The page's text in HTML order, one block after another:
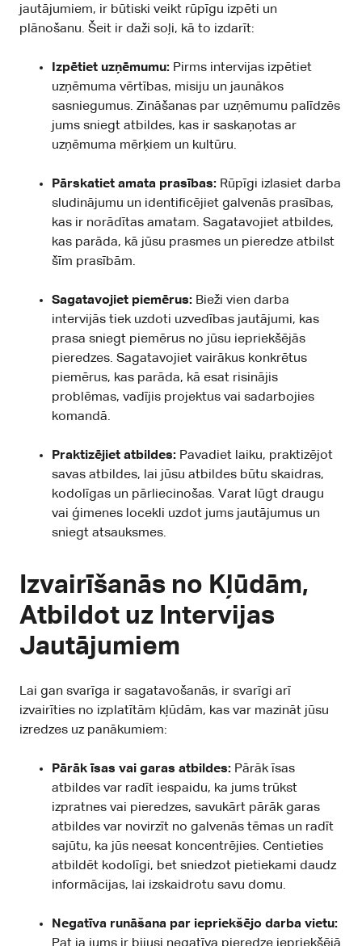
jautājumiem, ir būtiski veikt rūpīgu izpēti un
plānošanu. Šeit ir daži soļi, kā to izdarīt:
Izpētiet uzņēmumu: Pirms intervijas izpētiet
uzņēmuma vērtības, misiju un jaunākos
sasniegumus. Zināšanas par uzņēmumu palīdzēs
jums sniegt atbildes, kas ir saskaņotas ar
uzņēmuma mērķiem un kultūru.
Pārskatiet amata prasības: Rūpīgi izlasiet darba
sludinājumu un identificējiet galvenās prasības,
kas ir norādītas amatam. Sagatavojiet atbildes,
kas parāda, kā jūsu prasmes un pieredze atbilst
šīm prasībām.
Sagatavojiet piemērus: Bieži vien darba
intervijās tiek uzdoti uzvedības jautājumi, kas
prasa sniegt piemērus no jūsu iepriekšējās
pieredzes. Sagatavojiet vairākus konkrētus
piemērus, kas parāda, kā esat risinājis
problēmas, vadījis projektus vai sadarbojies
komandā.
Praktizējiet atbildes: Pavadiet laiku, praktizējot
savas atbildes, lai jūsu atbildes būtu skaidras,
kodolīgas un pārliecinošas. Varat lūgt draugu
vai ģimenes locekli uzdot jums jautājumus un
sniegt atsauksmes.
Izvairīšanās no Kļūdām,
Atbildot uz Intervijas
Jautājumiem
Lai gan svarīga ir sagatavošanās, ir svarīgi arī
izvairīties no izplatītām kļūdām, kas var mazināt jūsu
izredzes uz panākumiem:
Pārāk īsas vai garas atbildes: Pārāk īsas
atbildes var radīt iespaidu, ka jums trūkst
izpratnes vai pieredzes, savukārt pārāk garas
atbildes var novirzīt no galvenās tēmas un radīt
sajūtu, ka jūs neesat koncentrējies. Centieties
atbildēt kodolīgi, bet sniedzot pietiekami daudz
informācijas, lai izskaidrotu savu domu.
Negatīva runāšana par iepriekšējo darba vietu:
Pat ja jums ir bijusi negatīva pieredze iepriekšējā